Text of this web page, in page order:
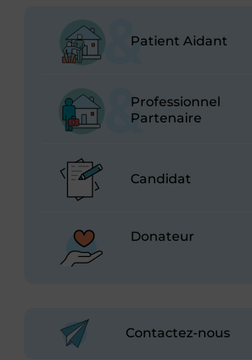
Patient Aidant
Professionnel
Partenaire
Candidat
Donateur
Contactez-nous